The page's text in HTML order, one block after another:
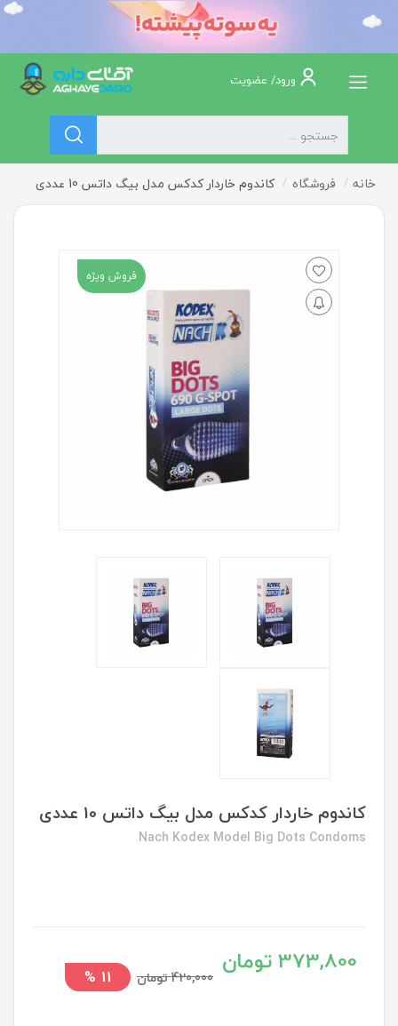
ورود/ عضویت
خانه فروشگاه کاندوم خاردار کدکس مدل بیگ داتس 10 عددی
فروش ویژه
کاندوم خاردار کدکس مدل بیگ داتس 10 عددی
Nach Kodex Model Big Dots Condoms
373,800 تومان 420,000 تومان 11
%